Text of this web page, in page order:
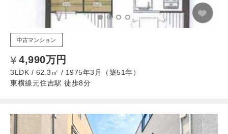
中古マンション
4,990万円
3LDK / 62.3㎡ / 1975年3月（築51年）
東横線元住吉駅 徒歩8分